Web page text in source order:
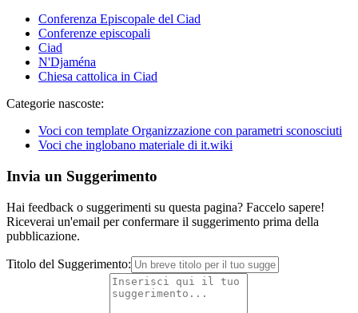
Conferenza Episcopale del Ciad
Conferenze episcopali
Ciad
N'Djaména
Chiesa cattolica in Ciad
Categorie nascoste:
Voci con template Organizzazione con parametri sconosciuti
Voci che inglobano materiale di it.wiki
Invia un Suggerimento
Hai feedback o suggerimenti su questa pagina? Faccelo sapere!
Riceverai un'email per confermare il suggerimento prima della
pubblicazione.
Titolo del Suggerimento: